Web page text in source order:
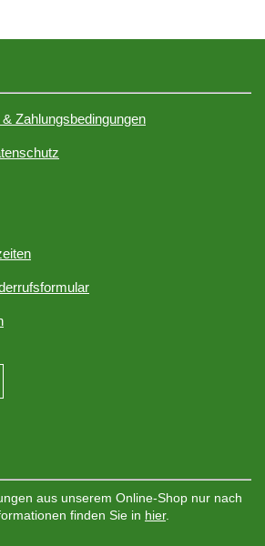
Zahlungsbedingungen
aus unserem Online-Shop nur nach
finden Sie in hier.